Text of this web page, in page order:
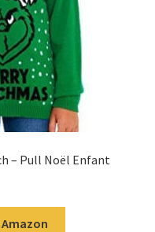
– Pull Noël Enfant